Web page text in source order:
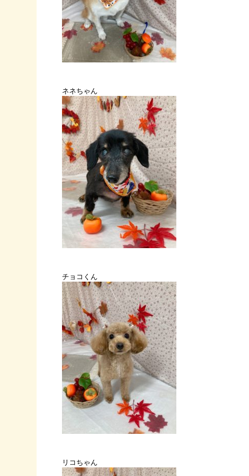
ネネちゃん
チョコくん
リコちゃん